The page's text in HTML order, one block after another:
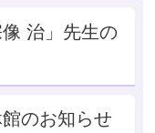
治」先生の
のお知らせ